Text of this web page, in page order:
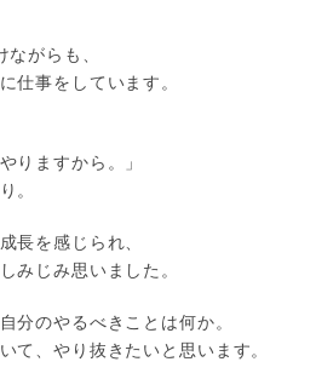
がらも、
仕事をしています。
りますから。」
。
長を感じられ、
みじみ思いました。
分のやるべきことは何か。
て、やり抜きたいと思います。